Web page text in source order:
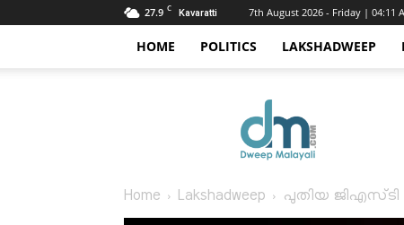
27.9 C Kavaratti 7th August 2026 - Friday | 04:11
HOME POLITICS LAKSHADWEEP
Home Lakshadweep പുതിയ ജിഎസ്‌ടി